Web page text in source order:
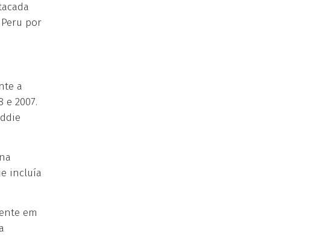
por
a
2007.
incluía
em